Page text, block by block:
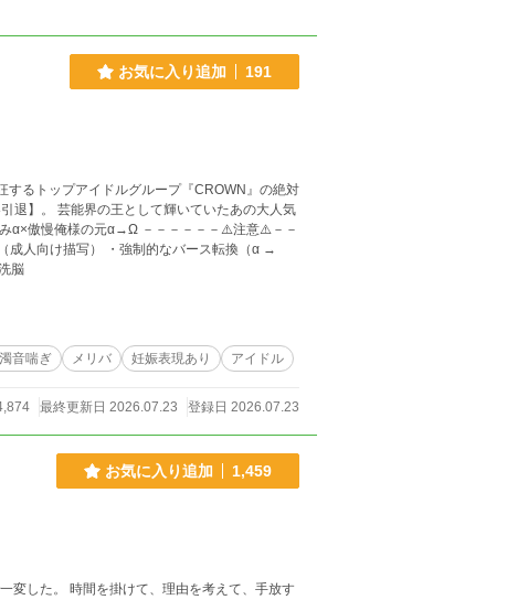
お気に入り追加 191
退】。 芸能界の王として輝いていたあの大人気
脳
音喘ぎ メリバ 妊娠表現あり アイドル
最終更新日 2026.07.23 登録日 2026.07.23
お気に入り追加 1,459